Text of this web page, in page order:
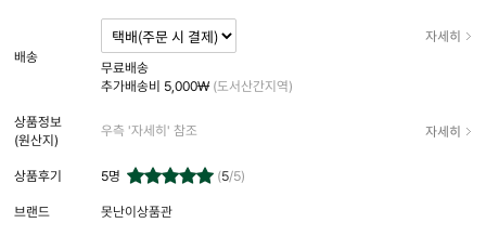
배송
자세히
무료배송
추가배송비 5,000₩ (도서산간지역)
상품정보
(원산지)
우측 '자세히' 참조 자세히
상품후기 5명 (5/5)
브랜드 못난이상품관